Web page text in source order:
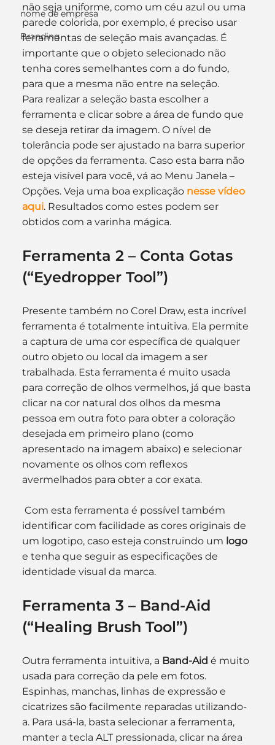
nome de empresa
Branding
não seja uniforme, como um céu azul ou uma
parede colorida, por exemplo, é preciso usar
ferramentas de seleção mais avançadas. É
importante que o objeto selecionado não
tenha cores semelhantes com a do fundo,
para que a mesma não entre na seleção.
Para realizar a seleção basta escolher a
ferramenta e clicar sobre a área de fundo que
se deseja retirar da imagem. O nível de
tolerância pode ser ajustado na barra superior
de opções da ferramenta. Caso esta barra não
esteja visível para você, vá ao Menu Janela –
Opções. Veja uma boa explicação nesse vídeo
aqui. Resultados como estes podem ser
obtidos com a varinha mágica.
Ferramenta 2 – Conta Gotas
(“Eyedropper Tool”)
Presente também no Corel Draw, esta incrível
ferramenta é totalmente intuitiva. Ela permite
a captura de uma cor específica de qualquer
outro objeto ou local da imagem a ser
trabalhada. Esta ferramenta é muito usada
para correção de olhos vermelhos, já que basta
clicar na cor natural dos olhos da mesma
pessoa em outra foto para obter a coloração
desejada em primeiro plano (como
apresentado na imagem abaixo) e selecionar
novamente os olhos com reflexos
avermelhados para obter a cor exata.
identificar com facilidade as cores originais de
um logotipo, caso esteja construindo um logo
e tenha que seguir as especificações de
identidade visual da marca.
Ferramenta 3 – Band-Aid
(“Healing Brush Tool”)
Outra ferramenta intuitiva, a Band-Aid é muito
usada para correção da pele em fotos.
Espinhas, manchas, linhas de expressão e
cicatrizes são facilmente reparadas utilizando-
a. Para usá-la, basta selecionar a ferramenta,
manter a tecla ALT pressionada, clicar na área